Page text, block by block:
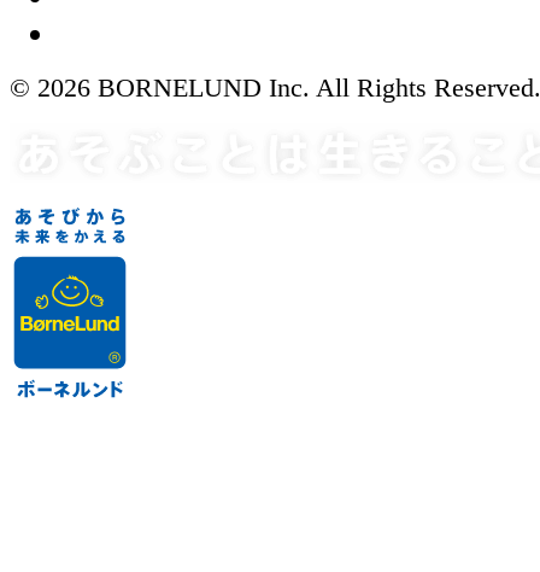
© 2026 BORNELUND Inc. All Rights Reserved.